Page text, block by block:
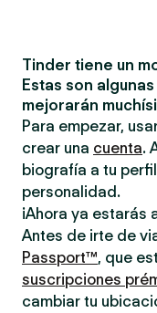
Tinder tiene un
Estas son
mejorarán
Para empezar,
crear una cuenta.
biografía a tu
personalidad.
¡Ahora ya estarás
Antes de irte de
Passport™, que
suscripciones
cambiar tu